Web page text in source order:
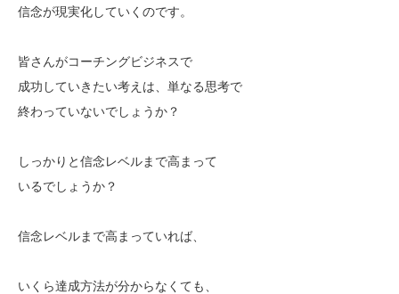
信念が現実化していくのです。
皆さんがコーチングビジネスで
成功していきたい考えは、単なる思考で
終わっていないでしょうか？
しっかりと信念レベルまで高まって
いるでしょうか？
信念レベルまで高まっていれば、
いくら達成方法が分からなくても、